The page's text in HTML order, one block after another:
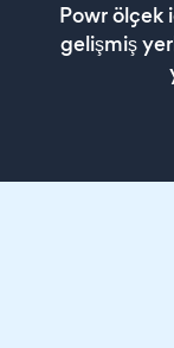
Powr ölçek
gelişmiş